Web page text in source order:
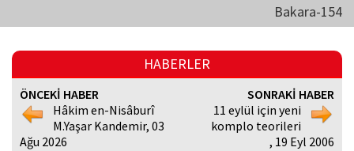
Bakara-154
HABERLER
ÖNCEKİ HABER
Hâkim en-Nisâburî
M.Yaşar Kandemir, 03
Ağu 2026
SONRAKİ HABER
11 eylül için yeni
komplo teorileri
, 19 Eyl 2006